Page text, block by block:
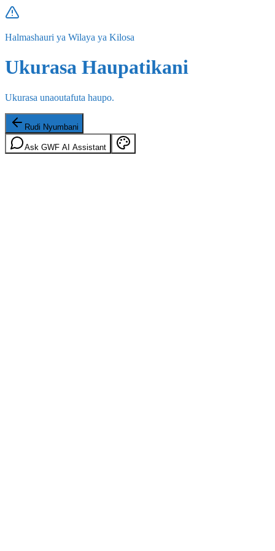
Halmashauri ya Wilaya ya Kilosa
Ukurasa Haupatikani
Ukurasa unaoutafuta haupo.
Rudi Nyumbani
Ask GWF AI Assistant